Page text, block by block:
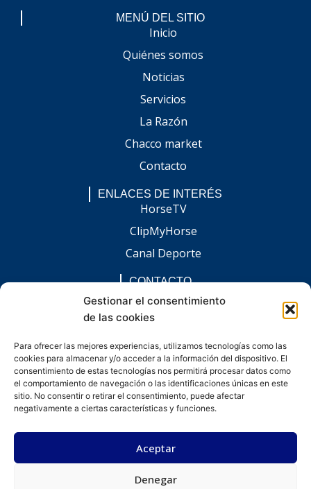
Gestionar el consentimiento
de las cookies
Para ofrecer las mejores experiencias, utilizamos tecnologías como las
cookies para almacenar y/o acceder a la información del dispositivo. El
consentimiento de estas tecnologías nos permitirá procesar datos como
el comportamiento de navegación o las identificaciones únicas en este
sitio. No consentir o retirar el consentimiento, puede afectar
negativamente a ciertas características y funciones.
Aceptar
Denegar
MENÚ DEL SITIO
Inicio
Quiénes somos
Noticias
Servicios
La Razón
Chacco market
Contacto
ENLACES DE INTERÉS
HorseTV
ClipMyHorse
Canal Deporte
CONTACTO
comunicacion@chaccoinfo.com
Presentes en todo el ámbito nacional
F
a
c
e
b
o
I
n
s
t
a
g
L
i
n
k
e
d
i
n
E
n
v
e
l
o
W
h
a
t
s
Desarrollado por kitdigital.dev